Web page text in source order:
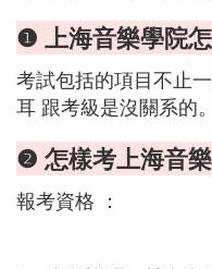
❶ 上海音樂學院
考試包括的項目不止
耳 跟考級是沒關系的
❷ 怎樣考上海音
報考資格 ：